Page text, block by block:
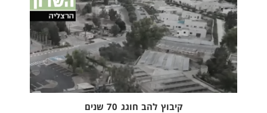
קיבוץ להב חוגג 70 שנים